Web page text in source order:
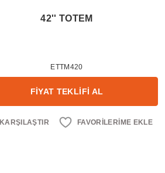
42'' TOTEM
ETTM420
FİYAT TEKLİFİ AL
KARŞILAŞTIR